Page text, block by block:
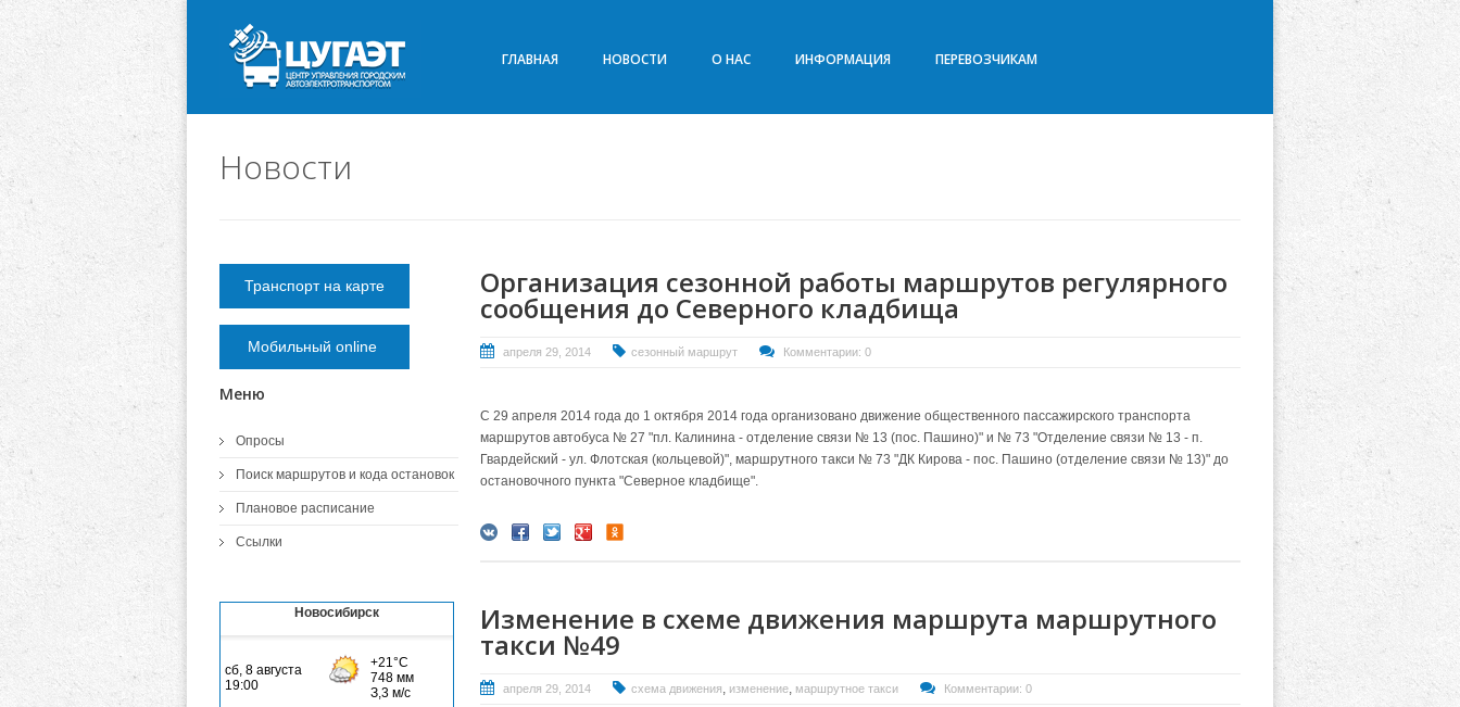
ГЛАВНАЯ НОВОСТИ О НАС ИНФОРМАЦИЯ ПЕРЕВОЗЧИКАМ
Новости
Организация сезонной работы маршрутов регулярного
сообщения до Северного кладбища
апреля 29, 2014 сезонный маршрут Комментарии: 0
С 29 апреля 2014 года до 1 октября 2014 года организовано движение общественного пассажирского транспорта
маршрутов автобуса № 27 "пл. Калинина - отделение связи № 13 (пос. Пашино)" и № 73 "Отделение связи № 13 - п.
Гвардейский - ул. Флотская (кольцевой)", маршрутного такси № 73 "ДК Кирова - пос. Пашино (отделение связи № 13)" до
остановочного пункта "Северное кладбище".
Изменение в схеме движения маршрута маршрутного
такси №49
апреля 29, 2014 схема движения, изменение, маршрутное такси Комментарии: 0
Транспорт на карте
Мобильный online
Меню
Опросы
Поиск маршрутов и кода остановок
Плановое расписание
Ссылки
Новосибирск